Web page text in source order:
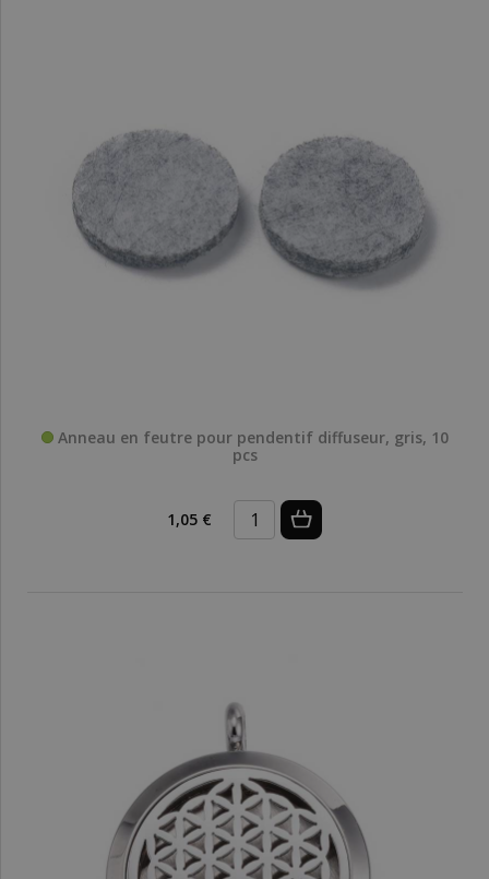
Anneau en feutre pour pendentif diffuseur, gris, 10
pcs
1,05 €